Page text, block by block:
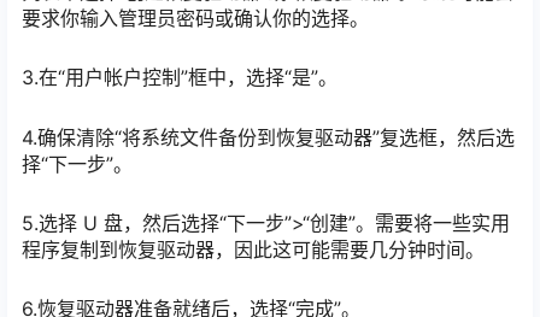
要求你输入管理员密码或确认你的选择。
3.在“用户帐户控制”框中，选择“是”。
4.确保清除“将系统文件备份到恢复驱动器”复选框，然后选
择“下一步”。
5.选择 U 盘，然后选择“下一步”>“创建”。需要将一些实用
程序复制到恢复驱动器，因此这可能需要几分钟时间。
6.恢复驱动器准备就绪后，选择“完成”。